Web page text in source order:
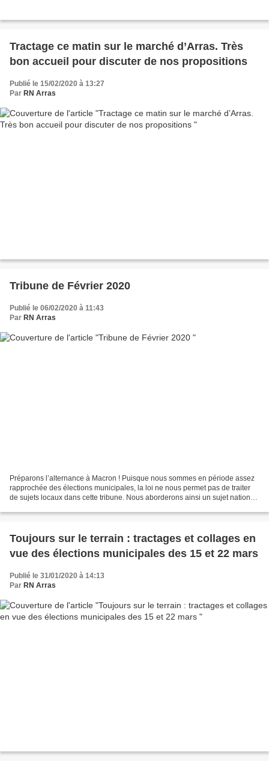
Tractage ce matin sur le marché d’Arras. Très
bon accueil pour discuter de nos propositions
Publié le 15/02/2020 à 13:27
Par RN Arras
Tribune de Février 2020
Publié le 06/02/2020 à 11:43
Par RN Arras
Préparons l’alternance à Macron ! Puisque nous sommes en période assez
rapprochée des élections municipales, la loi ne nous permet pas de traiter
de sujets locaux dans cette tribune. Nous aborderons ainsi un sujet national
Toujours sur le terrain : tractages et collages en
vue des élections municipales des 15 et 22 mars
Publié le 31/01/2020 à 14:13
Par RN Arras